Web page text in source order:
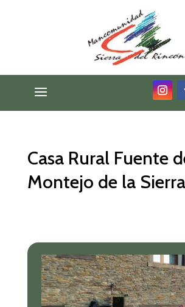
Casa Rural Fuente
Montejo de la Sierra